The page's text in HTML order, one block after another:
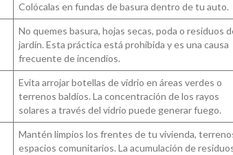
Colócalas en fundas de basura dentro de tu auto.
No quemes basura, hojas secas, poda o residuos
jardín. Esta práctica está prohibida y es una causa
frecuente de incendios.
Evita arrojar botellas de vidrio en áreas verdes o
terrenos baldíos. La concentración de los rayos
solares a través del vidrio puede generar fuego.
Mantén limpios los frentes de tu vivienda,
espacios comunitarios. La acumulación de